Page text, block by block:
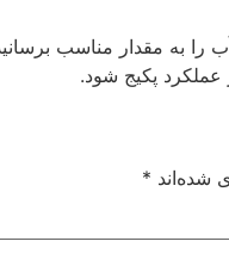
را به مقدار مناسب
عملکرد پکیج شود.
شده‌اند *